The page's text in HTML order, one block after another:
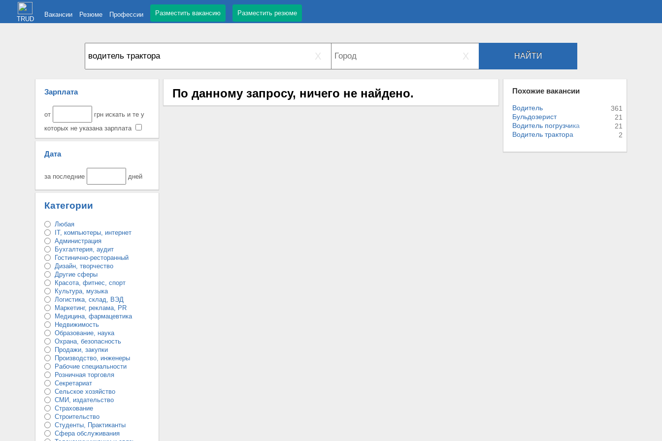
TRUD
Вакансии Резюме Профессии Разместить вакансию Разместить резюме
X X НАЙТИ
Зарплата
от
грн искать и те у
которых не указана зарплата
Дата
за последние дней
Категории
Любая
IT, компьютеры, интернет
Администрация
Бухгалтерия, аудит
Гостинично-ресторанный
Дизайн, творчество
Другие сферы
Красота, фитнес, спорт
Культура, музыка
Логистика, склад, ВЭД
Маркетинг, реклама, PR
Медицина, фармацевтика
Недвижимость
Образование, наука
Охрана, безопасность
Продажи, закупки
Производство, инженеры
Рабочие специальности
Розничная торговля
Секретариат
Сельское хозяйство
СМИ, издательство
Страхование
Строительство
Студенты, Практиканты
Сфера обслуживания
По данному запросу, ничего не найдено. Похожие вакансии
Водитель
361
Бульдозерист
21
Водитель погрузчика
21
Водитель трактора 2